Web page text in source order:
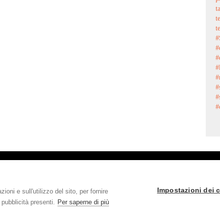
Credits
e sull'utilizzo del sito, per fornire
presenti. Per saperne di più
Impostazioni dei